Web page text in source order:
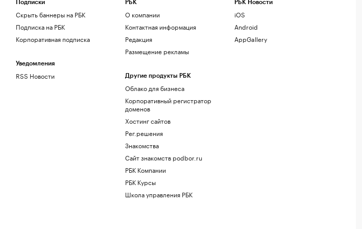
Подписки
Скрыть баннеры на РБК
Подписка на РБК
Корпоративная подписка
Уведомления
RSS Новости
РБК
О компании
Контактная информация
Редакция
Размещение рекламы
Другие продукты РБК
Облако для бизнеса
Корпоративный регистратор
доменов
Хостинг сайтов
Рег.решения
Знакомства
Сайт знакомств podbor.ru
РБК Компании
РБК Курсы
Школа управления РБК
РБК Новости
iOS
Android
AppGallery